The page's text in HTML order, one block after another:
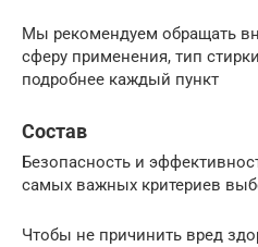
Мы рекомендуем обращать
сферу применения, тип
подробнее каждый пункт
Состав
Безопасность и
самых важных критериев
Чтобы не причинить вред